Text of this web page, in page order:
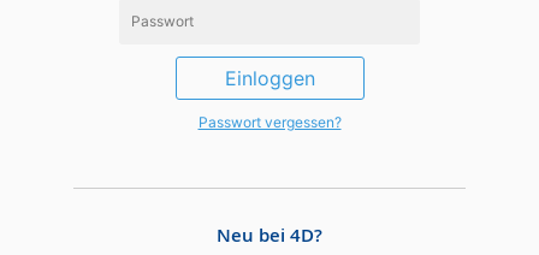
Einloggen
Passwort vergessen?
Neu bei 4D?